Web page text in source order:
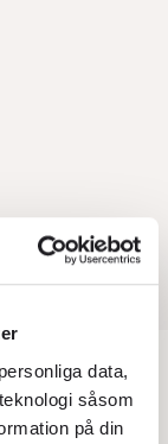
data,
såsom
på din